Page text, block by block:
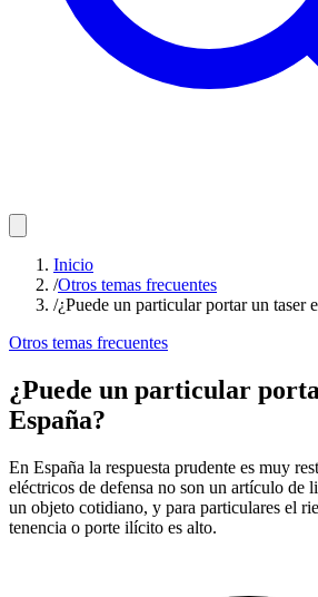
Inicio
/Otros temas frecuentes
/¿Puede un particular portar un taser
Otros temas frecuentes
¿Puede un particular
España?
En España la respuesta prudente es muy
eléctricos de defensa no son un artículo de
un objeto cotidiano, y para particulares el
tenencia o porte ilícito es alto.